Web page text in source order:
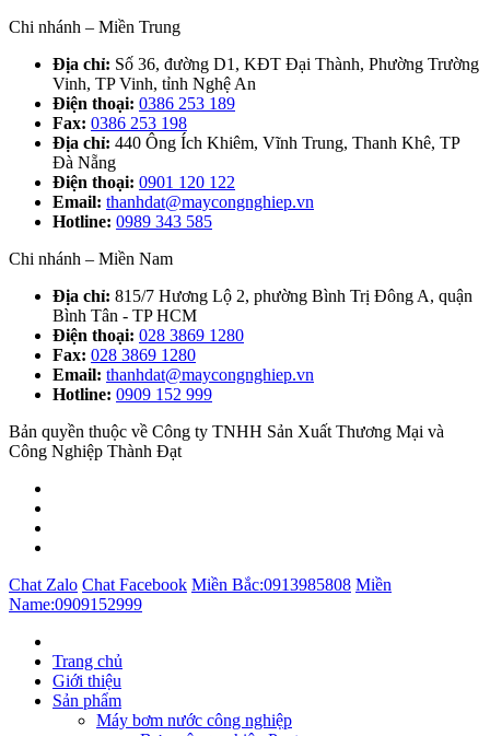
Chi nhánh – Miền Trung
Địa chỉ: Số 36, đường D1, KĐT Đại Thành, Phường Trường
Vinh, TP Vinh, tỉnh Nghệ An
Điện thoại: 0386 253 189
Fax: 0386 253 198
Địa chỉ: 440 Ông Ích Khiêm, Vĩnh Trung, Thanh Khê, TP
Đà Nẵng
Điện thoại: 0901 120 122
Email: thanhdat@maycongnghiep.vn
Hotline: 0989 343 585
Chi nhánh – Miền Nam
Địa chỉ: 815/7 Hương Lộ 2, phường Bình Trị Đông A, quận
Bình Tân - TP HCM
Điện thoại: 028 3869 1280
Fax: 028 3869 1280
Email: thanhdat@maycongnghiep.vn
Hotline: 0909 152 999
Bản quyền thuộc về Công ty TNHH Sản Xuất Thương Mại và
Công Nghiệp Thành Đạt
Chat Zalo Chat Facebook Miền Bắc:0913985808 Miền
Name:0909152999
Trang chủ
Giới thiệu
Sản phẩm
Máy bơm nước công nghiệp